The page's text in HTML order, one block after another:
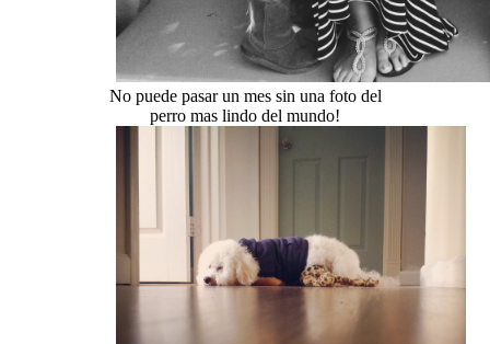
No puede pasar un mes sin una foto del
perro mas lindo del mundo!